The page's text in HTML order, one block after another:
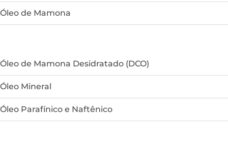
Óleo de Mamona
Óleo de Mamona Desidratado (DCO)
Óleo Mineral
Óleo Parafínico e Naftênico